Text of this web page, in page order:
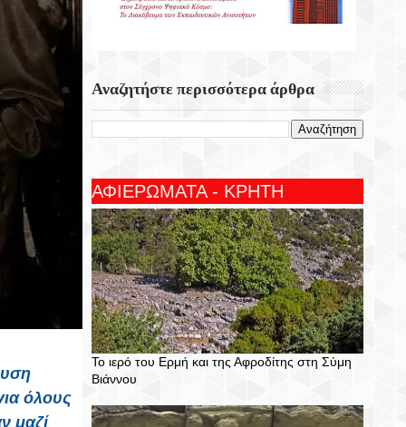
όλους
μαζί
Αναζητήστε περισσότερα άρθρα
ΑΦΙΕΡΩΜΑΤΑ - ΚΡΗΤΗ
Το ιερό του Ερμή και της Αφροδίτης στη Σύμη
Βιάννου